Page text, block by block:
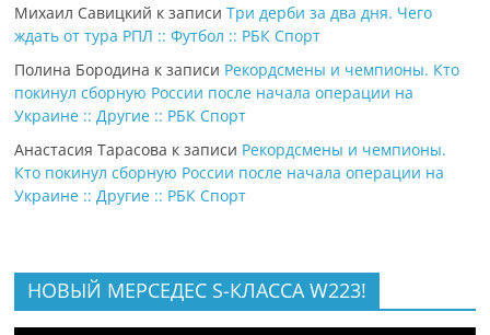
Михаил Савицкий к записиТри дерби за два дня. Чего
ждать от тура РПЛ :: Футбол :: РБК Спорт
Полина Бородина к записи Рекордсмены и чемпионы. Кто
покинул сборную России после начала операции на
Украине :: Другие :: РБК Спорт
Анастасия Тарасова к записи Рекордсмены и чемпионы.
Кто покинул сборную России после начала операции на
Украине :: Другие :: РБК Спорт
НОВЫЙ МЕРСЕДЕС S-КЛАССА W223!